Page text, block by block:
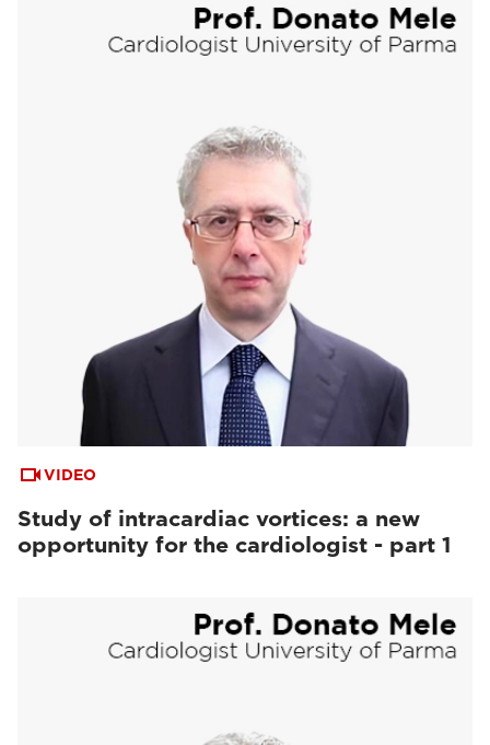
VIDEO
Study of intracardiac vortices: a new
opportunity for the cardiologist - part 1